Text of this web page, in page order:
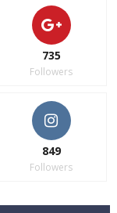
735
Followers
849
Followers